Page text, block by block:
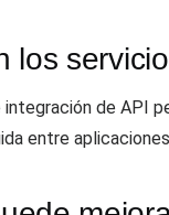
los
integración de API
entre